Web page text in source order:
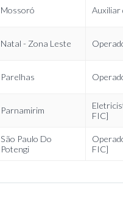
Mossoró Auxiliar
Natal - Zona Leste
Parelhas
Parnamirim
FIC]
São Paulo Do
Potengi
FIC]